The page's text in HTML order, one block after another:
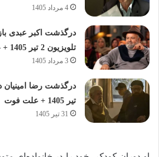
4 مرداد 1405
درگذشت اکبر عبدی
تلویزیون 2 تیر 1405 + علت فوت
3 مرداد 1405
تیر 1405 + علت فوت
31 تیر 1405